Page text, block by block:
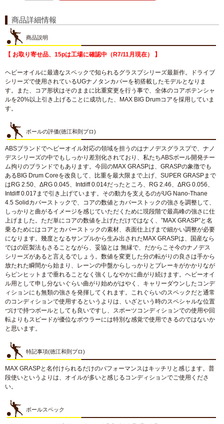
商品詳細情報
商品説明
【 お取り寄せ品、15pは工場に確認中（R7/11月現在） 】
ヘビーオイルに最適なスペックで知られるグラスプシリーズ最新作。ドライブ
シリーズで使用されているUGナノタンカバーを初搭載したモデルとなりま
す。また、コア形状はそのままに比重変更を行う事で、全体のコアポテンシャ
ルを20%以上引き上げることに成功した、MAX BIG Drumコアを採用していま
す。
ボールの評価(徳江和則プロ)
ABSブランドでヘビーオイル対応の領域を担うのはナノデスグラスプで、ナノ
デスシリーズの中でもしっかり差別化されており、私たちABSボール開発チー
ム拘りのブランドでもあります。今回のMAX GRASPは、GRASPの象徴でも
あるBIG Drum Coreを改良して、比重を最大限まで上げ、SUPER GRASPまで
はRG 2.50、ΔRG 0.045、Intdiff 0.014だったところ、RG 2.46、ΔRG 0.056、
Intdiff 0.017まで引き上げています。その動力を支えるのがUG Nano-Thane
4.5 Solidカバーストックで、コアの数値とカバーストックの強さを調整して、
しっかりと曲がるイメージを感じていただくために現段階で最高峰の強さに仕
上げました。ただ単にコアの数値を上げただけではなく、”MAX GRASP”と名
乗るためにはコアとカバーストックの素材、表面仕上げまで細かい調整が必要
になります。幾度となるサンプルから生み出されたMAX GRASPは、国産なら
ではの匠製法もさることながら、妥協とは 無縁で、だからこそ今のナノデス
シリーズがあると言えるでしょう。数値を変更した分の転がりの良さは手から
放たれた瞬間から始まり、レーンの中盤からしっかりとブレーキがかかりなが
らピンヒットまで垂れることなく強くしなやかに曲がり続けます。ヘビーオイ
ル用として申し分ないぐらい曲がり始めがはやく、キャリーダウンしたコンデ
ィションにも無類の強さを発揮してくれます。これぐらいのスペックだと通常
のコンディションで使用するというよりは、いざという時のスペシャルな位置
づけで持つボールとしても良いですし、スポーツコンディションでの使用や回
転よりもスピードが優位なボウラーには特別な感覚で使用できるのではないか
と思います。
特記事項(徳江和則プロ)
MAX GRASPと名付けられるだけのパフォーマンスはキッチリと感じます。普
段使いというよりは、オイルが多いと感じるコンディションでご使用くださ
い。
ボールスペック